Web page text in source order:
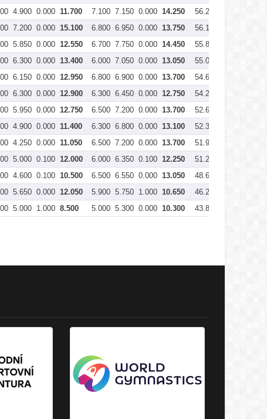
4.900 0.000 11.700 7.100 7.150 0.000 14.250
56.200
7.200 0.000 15.100 6.800 6.950 0.000 13.750
56.150
5.850 0.000 12.550 6.700 7.750 0.000 14.450
55.800
6.300 0.000 13.400 6.000 7.050 0.000 13.050
55.050
6.150 0.000 12.950 6.800 6.900 0.000 13.700
54.600
6.300 0.000 12.900 6.300 6.450 0.000 12.750
54.250
5.950 0.000 12.750 6.500 7.200 0.000 13.700
52.650
4.900 0.000 11.400 6.300 6.800 0.000 13.100
52.300
4.250 0.000 11.050 6.500 7.200 0.000 13.700
51.900
5.000 0.100 12.000 6.000 6.350 0.100 12.250
51.200
4.600 0.100 10.500 6.500 6.550 0.000 13.050
48.650
5.650 0.000 12.050 5.900 5.750 1.000 10.650
46.250
5.000 1.000 8.500 5.000 5.300 0.000 10.300 43.800